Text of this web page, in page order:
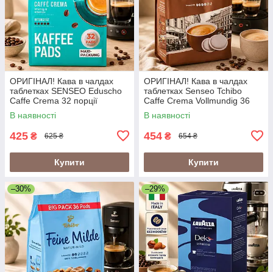
ОРИГІНАЛ! Кава в чалдах
таблетках SENSEO Eduscho
Caffe Crema 32 порції
(Сенсео монодози 62 мм
насичена кава)
В наявності
425 ₴ 625 ₴
Купити
ОРИГІНАЛ! Кава в чалдах
таблетках Senseo Tchibo
Caffe Crema Vollmundig 36
порцій Сенсео монодози
крема 62 мм м'яка кава
В наявності
454 ₴ 654 ₴
Купити
–30% –29%